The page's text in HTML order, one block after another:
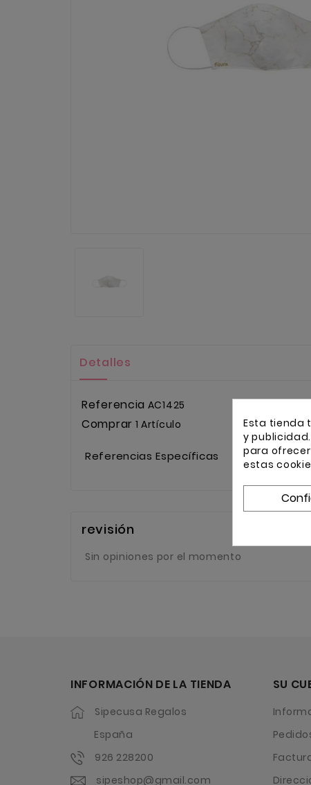
Detalles
Referencia AC1425
Comprar 1 Artículo
Referencias Específicas
revisión
Sin opiniones por el momento
INFORMACIÓN DE LA TIENDA
Sipecusa Regalos
España
926 228200
sipeshop@gmail.com
SU
Esta tienda
y
para
estas